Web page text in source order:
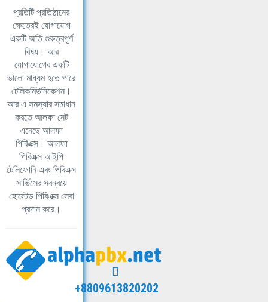
প্রতিটি প্রতিষ্ঠানের
ক্ষেত্রেই যোগাযোগ
একটি অতি গুরুত্বপূর্ণ
বিষয়। আর
যোগাযোগের একটি
ভালো মাধ্যম হতে পারে
টেলিকমিউনিকেশন।
আর এ সমস্যার সমাধান
করতে আলফা নেট
এনেছে আলফা
পিবিএক্স। আলফা
পিবিএক্স আইপি
টেলিফোনি এবং পিবিএক্স
সার্ভিসের সবন্বয়ে
হোস্টেড পিবিএক্স সেবা
প্রদান করে।
+8809613820202